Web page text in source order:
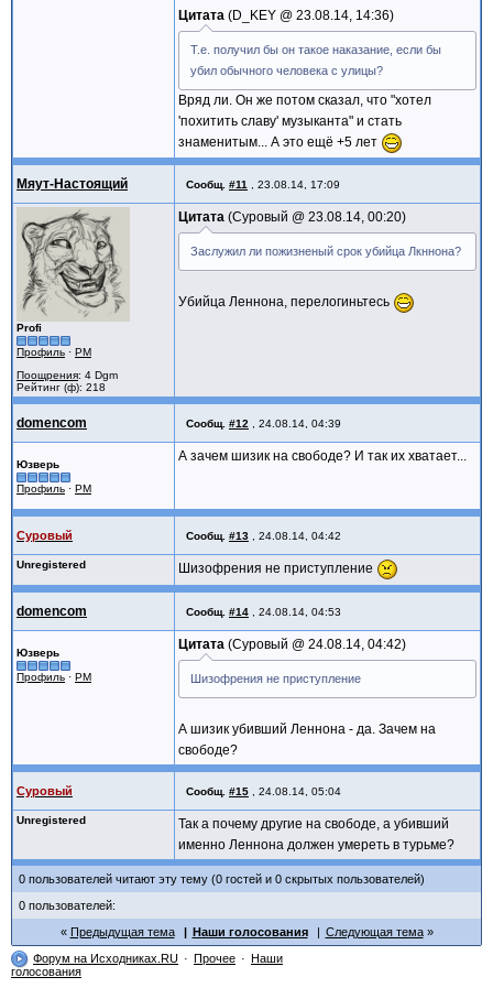
Цитата
D_KEY @ 23.08.14, 14:36
Т.е. получил бы он такое наказание, если бы
убил обычного человека с улицы?
Вряд ли. Он же потом сказал, что "хотел
'похитить славу' музыканта" и стать
знаменитым... А это ещё +5 лет
Мяут-Настоящий Сообщ. #11 23.08.14, 17:09
Profi
Профиль · PM
Поощрения: 4 Dgm
Рейтинг (ф): 218
Цитата Суровый @ 23.08.14, 00:20
Заслужил ли пожизненый срок убийца Лкннона?
Убийца Леннона, перелогиньтесь
domencom Сообщ. #12 24.08.14, 04:39
Юзверь
Профиль · PM
А зачем шизик на свободе? И так их хватает...
Суровый Сообщ. #13 24.08.14, 04:42
Unregistered Шизофрения не приступление
domencom Сообщ. #14 24.08.14, 04:53
Юзверь
Профиль · PM
Цитата Суровый @ 24.08.14, 04:42
Шизофрения не приступление
А шизик убивший Леннона - да. Зачем на
свободе?
Суровый Сообщ. #15 24.08.14, 05:04
Unregistered
Так а почему другие на свободе, а убивший
именно Леннона должен умереть в турьме?
0 пользователей читают эту тему (0 гостей и 0 скрытых пользователей)
0 пользователей:
Предыдущая тема
Наши голосования
Следующая тема
Форум на Исходниках.RU
Прочее
Наши
голосования